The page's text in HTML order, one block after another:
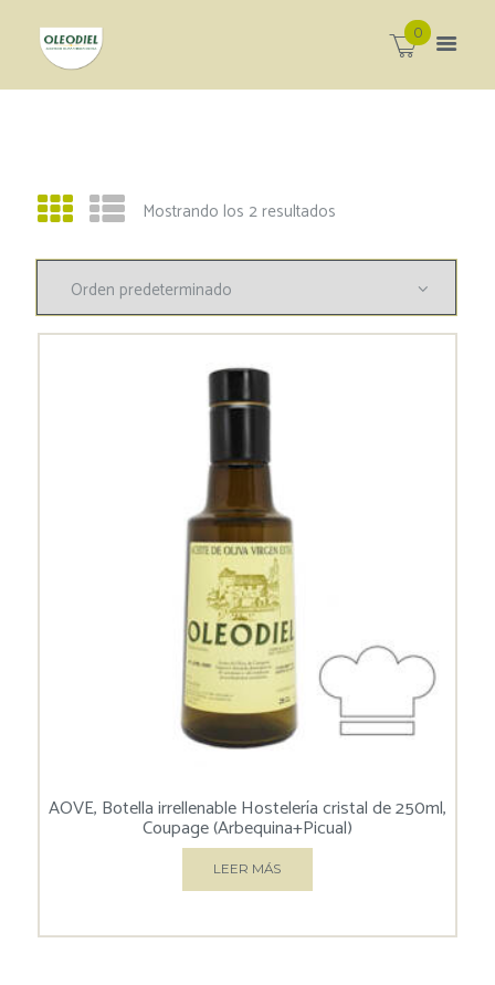
0
Mostrando los 2 resultados
AOVE, Botella irrellenable Hostelería cristal de 250ml,
Coupage (Arbequina+Picual)
LEER MÁS